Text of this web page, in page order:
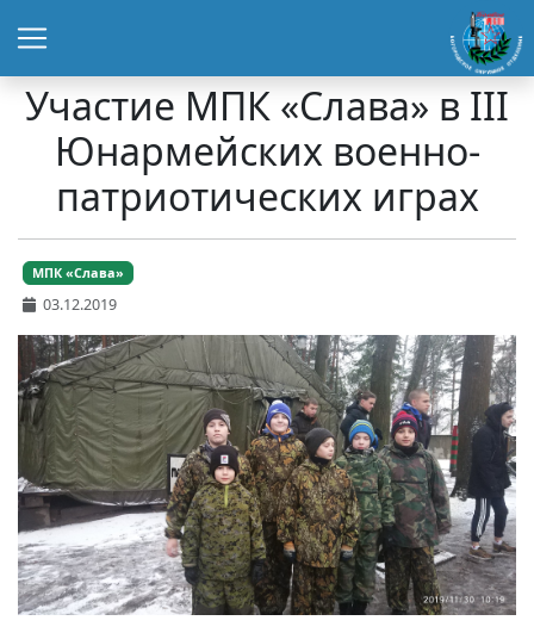
Участие МПК «Слава» в III
Юнармейских военно-
патриотических играх
МПК «Слава»
03.12.2019